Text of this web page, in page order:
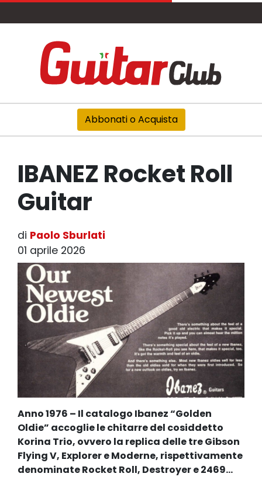
Abbonati o Acquista
IBANEZ Rocket Roll
Guitar
di Paolo Sburlati
01 aprile 2026
Anno 1976 – Il catalogo Ibanez “Golden
Oldie” accoglie le chitarre del cosiddetto
Korina Trio, ovvero la replica delle tre Gibson
Flying V, Explorer e Moderne, rispettivamente
denominate Rocket Roll, Destroyer e 2469…